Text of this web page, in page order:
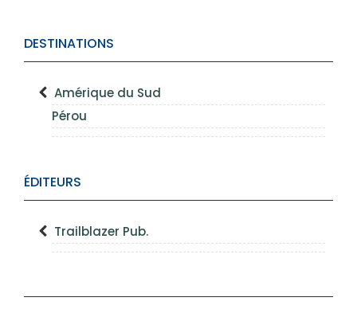
DESTINATIONS
Amérique du Sud
Pérou
ÉDITEURS
Trailblazer Pub.